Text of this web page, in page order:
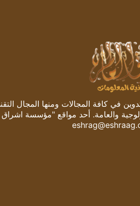
في كافة المجالات ومنها المجال
والعامة. أحد مواقع "مؤسسة اشراق